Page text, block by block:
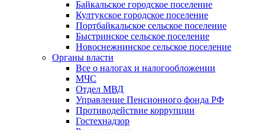
Байкальское городское поселение
Култукское городское поселение
Портбайкальское сельское поселение
Быстринское сельское поселение
Новоснежнинское сельское поселение
Органы власти
Все о налогах и налогообложении
МЧС
Отдел МВД
Управление Пенсионного фонда РФ
Противодействие коррупции
Гостехнадзор